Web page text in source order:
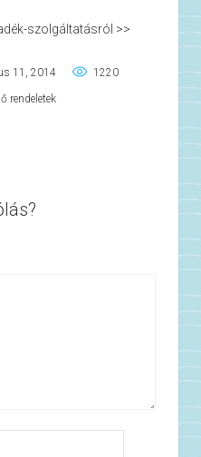
szolgáltatásról >>
11, 2014 1220
rendeletek